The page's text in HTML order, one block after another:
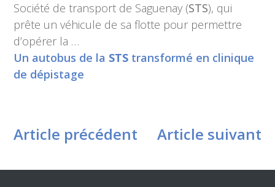
Société de transport de Saguenay (STS), qui
prête un véhicule de sa flotte pour permettre
d’opérer la …
Un autobus de la STS transformé en clinique
de dépistage
Article précédent Article suivant